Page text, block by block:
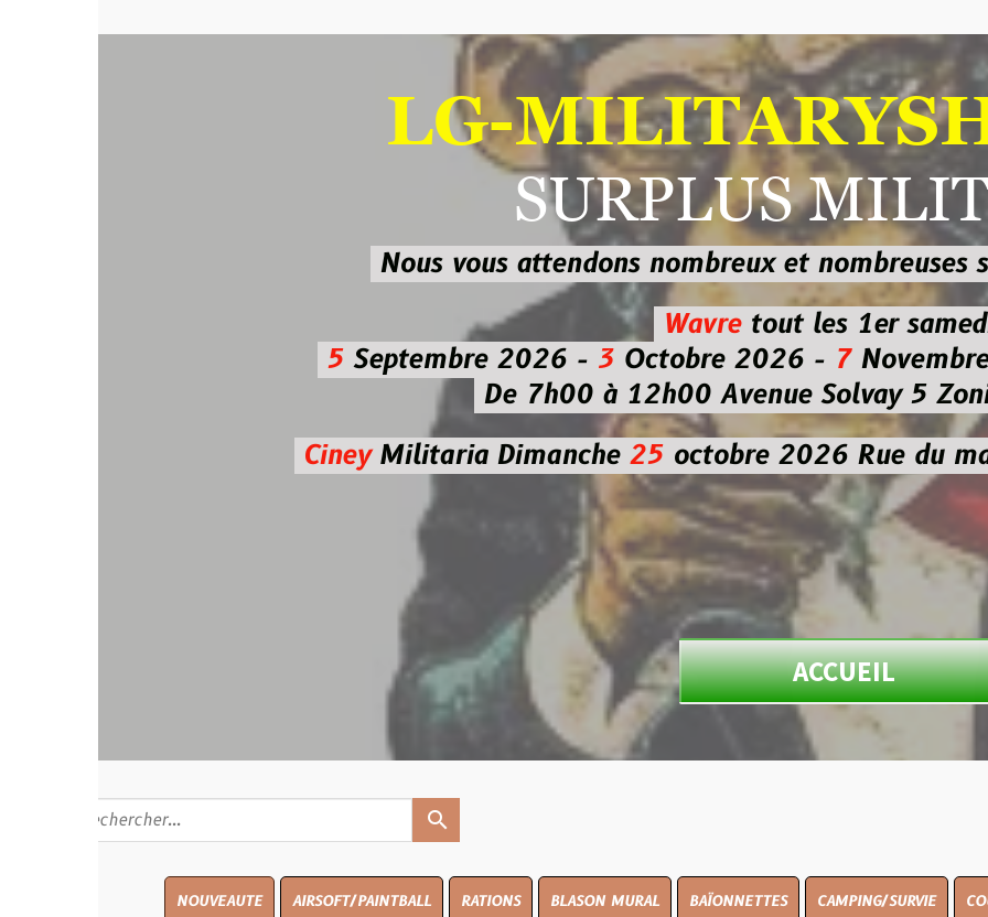
LG-
SURPLUS
Nous vous attendons nombreux et nombreusessur les
Wavre
tout les 1er samedi
Septembre 2026 -3Octobre 2026 - 7Novembre 2026
De 7h00 à 12h00 Avenue Solvay 5 Zoning
MilitariaDimanche25octobre 2026Rue du marché
ACCUEIL
AIRSOFT/PAINTBALL RATIONS BLASON MURAL BAÏONNETTES CAMPING/SURVIE COUTELLERIE